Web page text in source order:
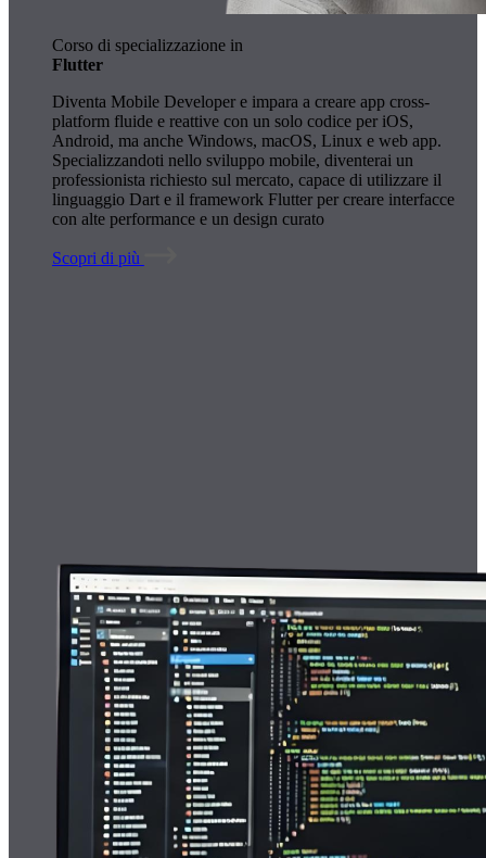
Corso di specializzazione in
Flutter
Diventa Mobile Developer e impara a creare app cross-
platform fluide e reattive con un solo codice per iOS,
Android, ma anche Windows, macOS, Linux e web app.
Specializzandoti nello sviluppo mobile, diventerai un
professionista richiesto sul mercato, capace di utilizzare il
linguaggio Dart e il framework Flutter per creare interfacce
con alte performance e un design curato
Scopri di più